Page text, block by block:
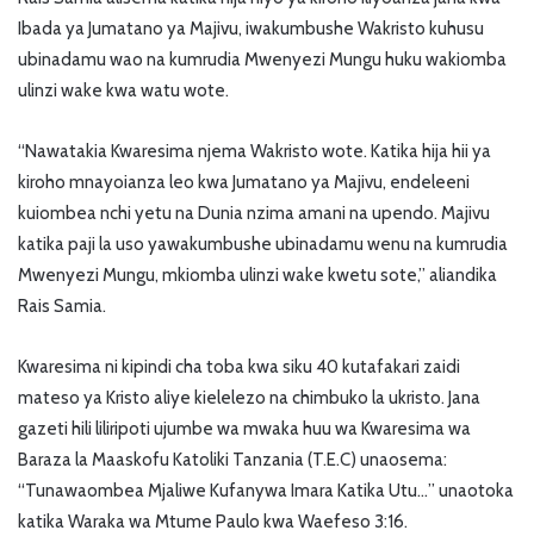
Ibada ya Jumatano ya Majivu, iwakumbushe Wakristo kuhusu
ubinadamu wao na kumrudia Mwenyezi Mungu huku wakiomba
ulinzi wake kwa watu wote.
“Nawatakia Kwaresima njema Wakristo wote. Katika hija hii ya
kiroho mnayoianza leo kwa Jumatano ya Majivu, endeleeni
kuiombea nchi yetu na Dunia nzima amani na upendo. Majivu
katika paji la uso yawakumbushe ubinadamu wenu na kumrudia
Mwenyezi Mungu, mkiomba ulinzi wake kwetu sote,” aliandika
Rais Samia.
Kwaresima ni kipindi cha toba kwa siku 40 kutafakari zaidi
mateso ya Kristo aliye kielelezo na chimbuko la ukristo. Jana
gazeti hili liliripoti ujumbe wa mwaka huu wa Kwaresima wa
Baraza la Maaskofu Katoliki Tanzania (T.E.C) unaosema:
“Tunawaombea Mjaliwe Kufanywa Imara Katika Utu…” unaotoka
katika Waraka wa Mtume Paulo kwa Waefeso 3:16.